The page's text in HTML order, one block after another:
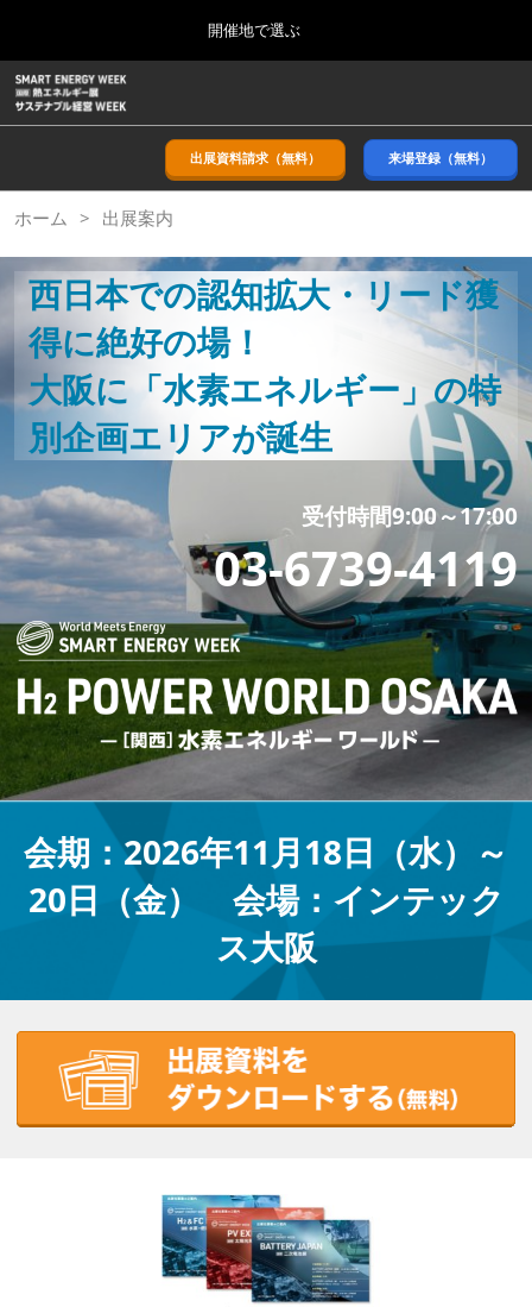
ッ
プ
し
進
む
to
close
the
開催地で選ぶ
11月_関西展
2026年11月18日
インテックス大阪/INTEX Osaka
3月_春展
2027年03月24日
ー
バ
ル
ナ
ー
シ
ョ
り
た
た
む
出展資料請求（無料） 来場登録（無料）
ホーム 出展案内
西日本での認知拡大・リード獲
得に絶好の場！
大阪に「水素エネルギー」の特
別企画エリアが誕生
受付時間9:00～17:00
03-6739-4119
会期：2026年11月18日（水）～
20日（金） 会場：インテック
ス大阪